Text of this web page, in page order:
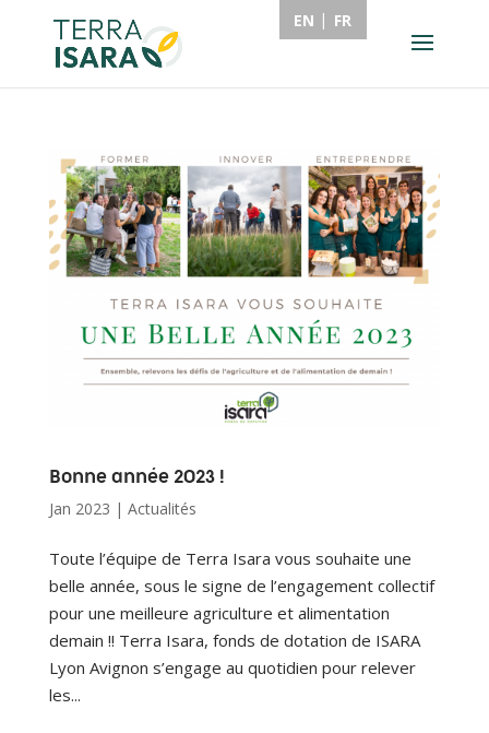
Bonne année 2023 !
Jan 2023 | Actualités
Toute l’équipe de Terra Isara vous souhaite une
belle année, sous le signe de l’engagement collectif
pour une meilleure agriculture et alimentation
demain !! Terra Isara, fonds de dotation de ISARA
Lyon Avignon s’engage au quotidien pour relever
les...
EN FR